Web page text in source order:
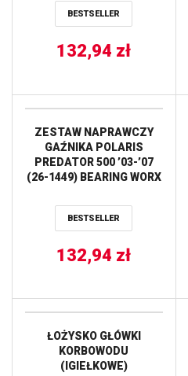
BESTSELLER
132,94 zł
ZESTAW NAPRAWCZY
GAŹNIKA POLARIS
PREDATOR 500 ’03-’07
(26-1449) BEARING WORX
BESTSELLER
132,94 zł
ŁOŻYSKO GŁÓWKI
KORBOWODU
(IGIEŁKOWE)